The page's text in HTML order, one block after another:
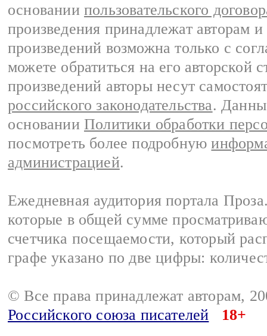
основании пользовательского
произведения принадлежат авторам
произведений возможна только с
можете обратиться на его авторской
произведений авторы несут
российского законодательства.
основании Политики обработки
посмотреть более подробную
администрацией.
Ежедневная аудитория портала
которые в общей сумме
счетчика посещаемости, который
графе указано по две цифры:
© Все права принадлежат авторам,
Российского союза писателей
18+